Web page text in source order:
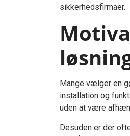
sikkerhedsfirmaer.
Mange vælger en
installation og
uden at være
Desuden er der